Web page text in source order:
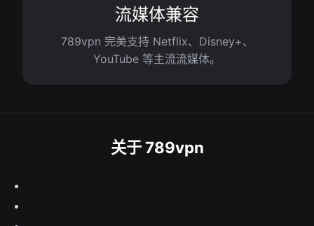
流媒体兼容
789vpn 完美支持 Netflix、Disney+、
YouTube 等主流流媒体。
关于 789vpn